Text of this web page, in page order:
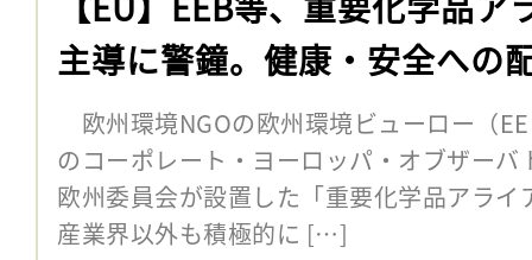
主導に警鐘。健康・安全への
欧州環境NGOの欧州環境ビューロー（
のコーポレート・ヨーロッパ・オブザーバ
欧州委員会が設置した「重要化学品アライ
産業界以外も積極的に […]